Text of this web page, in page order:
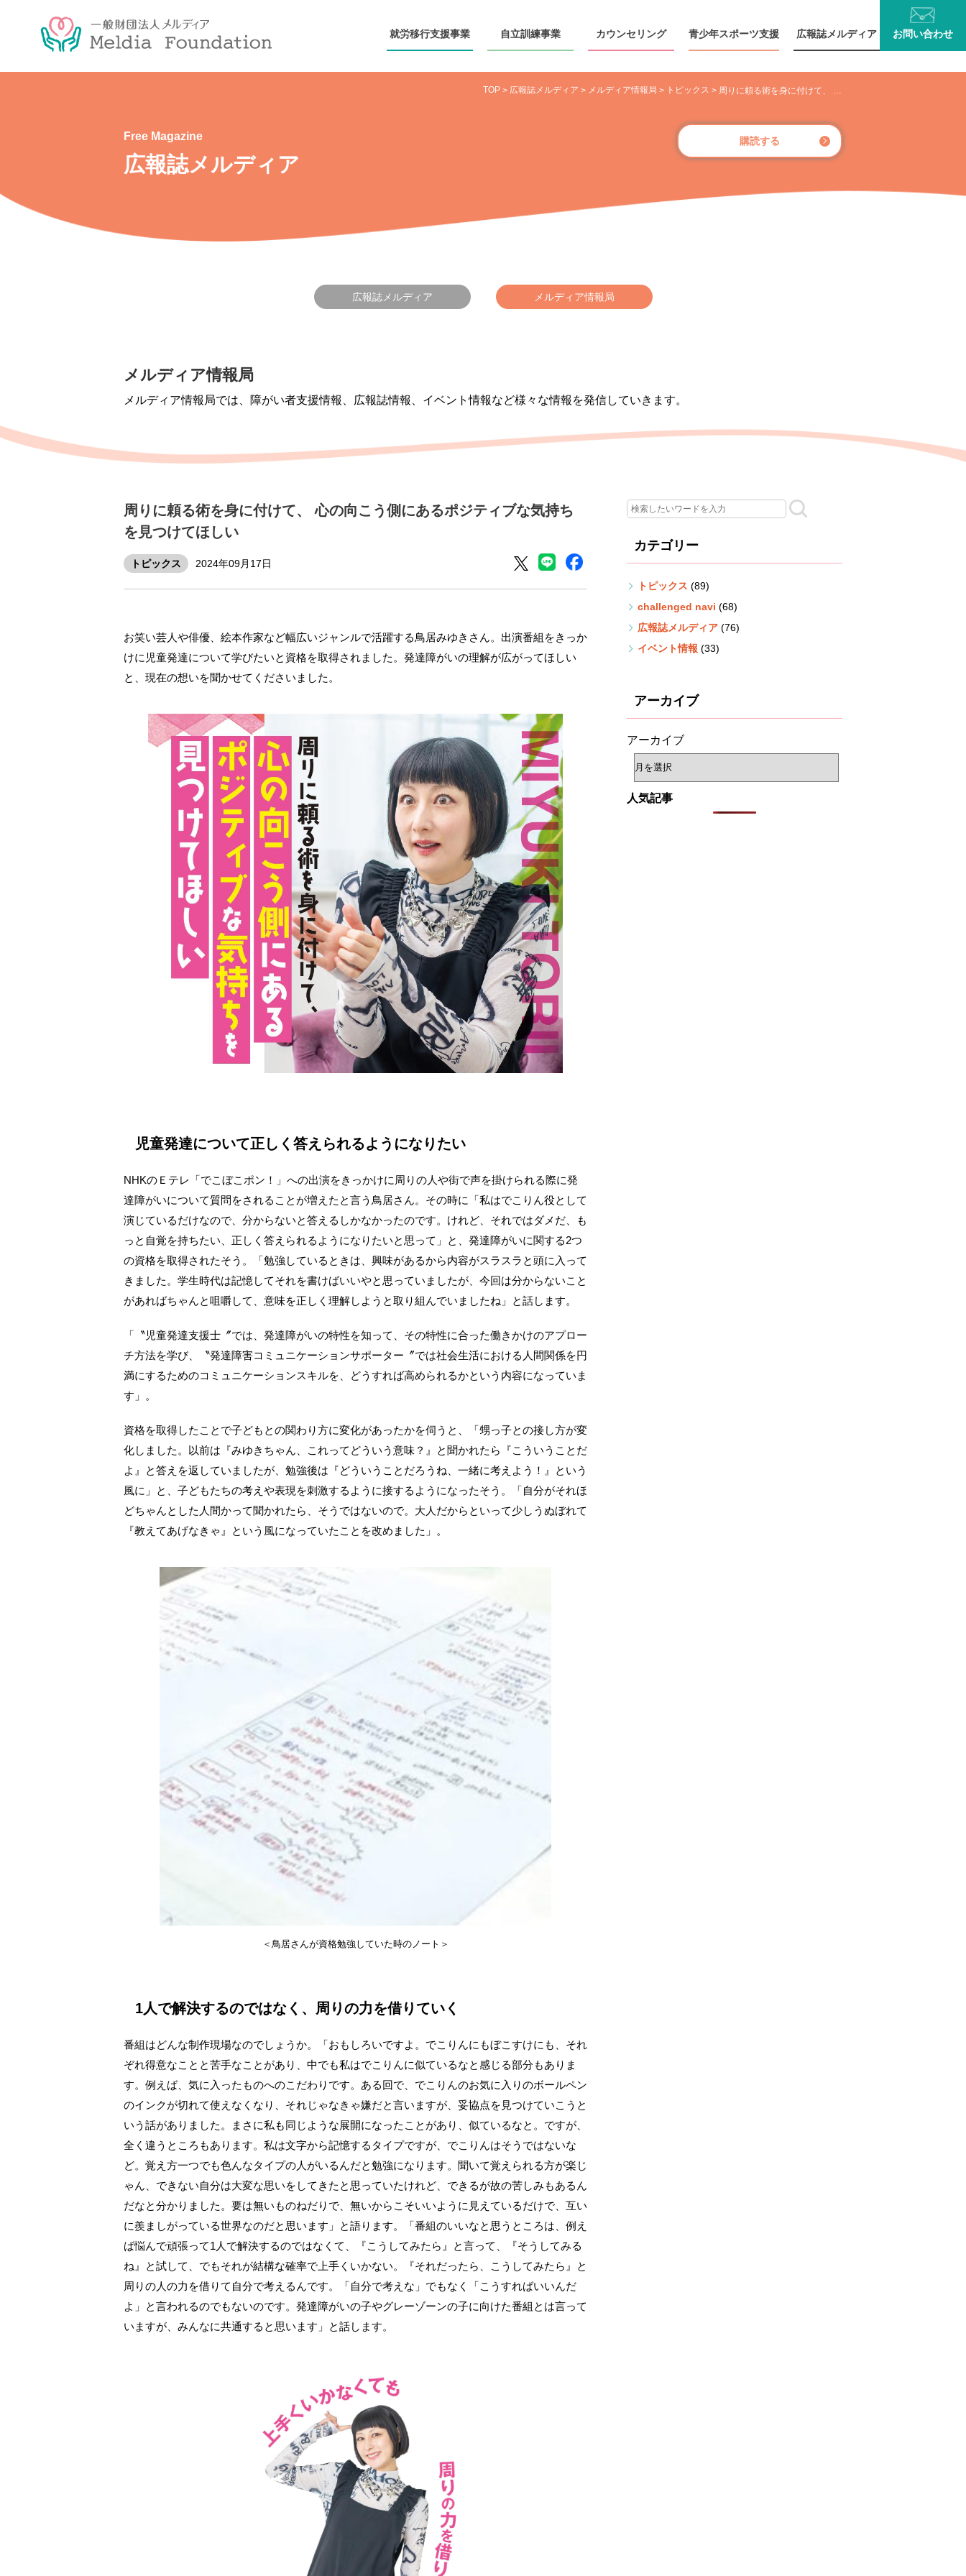
就労移行支援事業 自立訓練事業 カウンセ リング 青少年スポーツ支援 広報誌メルディア お問い合わせ
Free Magazine
広報誌メルディア
TOP > 広報誌メルディア > メルディア情報局 > トピックス > 周りに頼る術を身に付けて、 心の向こう側にあるポジティブな気持ちを見つけてほしい
購読する
広報誌メルディア メルディア情報局
メルディア情報局
メルディア情報局では、障がい者支援情報、広報誌情報、イベント情報など様々な情報を発信していきます。
周りに頼る術を身に付けて、 心の向こう側にあるポジティブな気持ち
を見つけてほしい
トピックス 2024年09月17日
お笑い芸人や俳優、絵本作家など幅広いジャンルで活躍する鳥居みゆきさん。出演番組をきっか
けに児童発達について学びたいと資格を取得されました。発達障がいの理解が広がってほしい
と、現在の想いを聞かせてくださいました。
児童発達について正しく答えられるようになりたい
NHKのＥテレ「でこぼこポン！」への出演をきっかけに周りの人や街で声を掛けられる際に発
達障がいについて質問をされることが増えたと言う鳥居さん。その時に「私はでこりん役として
演じているだけなので、分からないと答えるしかなかったのです。けれど、それではダメだ、も
っと自覚を持ちたい、正しく答えられるようになりたいと思って」と、発達障がいに関する2つ
の資格を取得されたそう。「勉強しているときは、興味があるから内容がスラスラと頭に入って
きました。学生時代は記憶してそれを書けばいいやと思っていましたが、今回は分からないこと
があればちゃんと咀嚼して、意味を正しく理解しようと取り組んでいましたね」と話します。
「〝児童発達支援士〞では、発達障がいの特性を知って、その特性に合った働きかけのアプロー
チ方法を学び、〝発達障害コミュニケーションサポーター〞では社会生活における人間関係を円
満にするためのコミュニケーションスキルを、どうすれば高められるかという内容になっていま
す」。
資格を取得したことで子どもとの関わり方に変化があったかを伺うと、「甥っ子との接し方が変
化しました。以前は『みゆきちゃん、これってどういう意味？』と聞かれたら『こういうことだ
よ』と答えを返していましたが、勉強後は『どういうことだろうね、一緒に考えよう！』という
風に」と、子どもたちの考えや表現を刺激するように接するようになったそう。「自分がそれほ
どちゃんとした人間かって聞かれたら、そうではないので。大人だからといって少しうぬぼれて
『教えてあげなきゃ』という風になっていたことを改めました」。
＜鳥居さんが資格勉強していた時のノート＞
1人で解決するのではなく、周りの力を借りていく
番組はどんな制作現場なのでしょうか。「おもしろいですよ。でこりんにもぼこすけにも、それ
ぞれ得意なことと苦手なことがあり、中でも私はでこりんに似ているなと感じる部分もありま
す。例えば、気に入ったものへのこだわりです。ある回で、でこりんのお気に入りのボールペン
のインクが切れて使えなくなり、それじゃなきゃ嫌だと言いますが、妥協点を見つけていこうと
いう話がありました。まさに私も同じような展開になったことがあり、似ているなと。ですが、
全く違うところもあります。私は文字から記憶するタイプですが、でこりんはそうではないな
ど。覚え方一つでも色んなタイプの人がいるんだと勉強になります。聞いて覚えられる方が楽じ
ゃん、できない自分は大変な思いをしてきたと思っていたけれど、できるが故の苦しみもあるん
だなと分かりました。要は無いものねだりで、無いからこそいいように見えているだけで、互い
に羨ましがっている世界なのだと思います」と語ります。「番組のいいなと思うところは、例え
ば悩んで頑張って1人で解決するのではなくて、『こうしてみたら』と言って、『そうしてみる
ね』と試して、でもそれが結構な確率で上手くいかない。『それだったら、こうしてみたら』と
周りの人の力を借りて自分で考えるんです。「自分で考えな」でもなく「こうすればいいんだ
よ」と言われるのでもないのです。発達障がいの子やグレーゾーンの子に向けた番組とは言って
いますが、みんなに共通すると思います」と話します。
カテゴリー
トピックス (89)
challenged navi (68)
広報誌メルディア (76)
イベント情報 (33)
アーカイブ
アーカイブ
人気記事